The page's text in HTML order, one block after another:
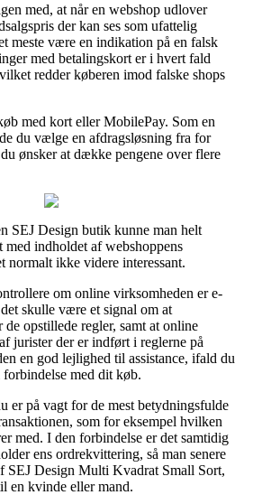
med, at når en webshop udlover
der kan ses som ufattelig
meste være en indikation på en falsk
med betalingskort er i hvert fald
redder køberen imod falske shops
med kort eller MobilePay. Som en
du vælge en afdragsløsning fra for
ønsker at dække pengene over flere
SEJ Design butik kunne man helt
med indholdet af webshoppens
normalt ikke videre interessant.
om online virksomheden er e-
skulle være et signal om at
opstillede regler, samt at online
jurister der er indført i reglerne på
en god lejlighed til assistance, ifald du
med dit køb.
er på vagt for de mest betydningsfulde
som for eksempel hvilken
med. I den forbindelse er det samtidig
ens ordrekvittering, så man senere
SEJ Design Multi Kvadrat Small Sort,
en kvinde eller mand.